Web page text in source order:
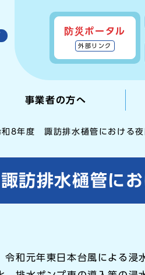
防災ポータル
外部リンク
事業者の方へ
和8年度 諏訪排水樋管における夜
排水樋管にお
和元年東日本台風による浸